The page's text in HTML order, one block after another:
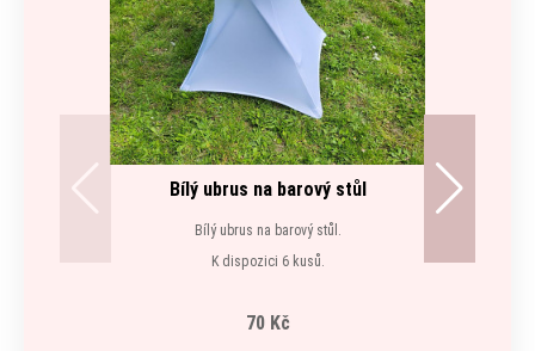
Bílý ubrus na barový stůl
Bílý ubrus na barový stůl.
K dispozici 6 kusů.
70 Kč